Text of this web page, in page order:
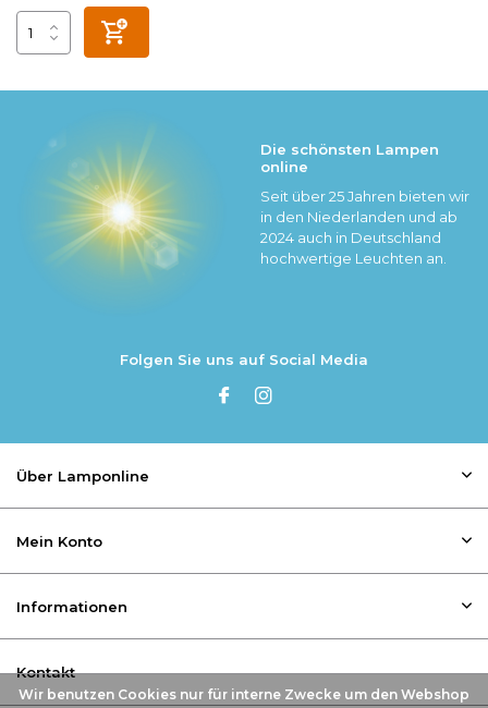
Die schönsten Lampen
online
Seit über 25 Jahren bieten wir
in den Niederlanden und ab
2024 auch in Deutschland
hochwertige Leuchten an.
Folgen Sie uns auf Social Media
Über Lamponline
Mein Konto
Informationen
Kontakt
Wir benutzen Cookies nur für interne Zwecke um den Webshop